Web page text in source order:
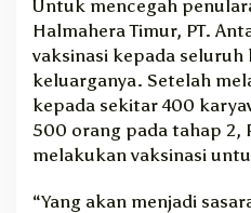
Untuk mencegah
Halmahera Timur, PT.
vaksinasi kepada seluruh
keluarganya. Setelah
kepada sekitar 400
500 orang pada tahap 2,
melakukan vaksinasi
“Yang akan menjadi